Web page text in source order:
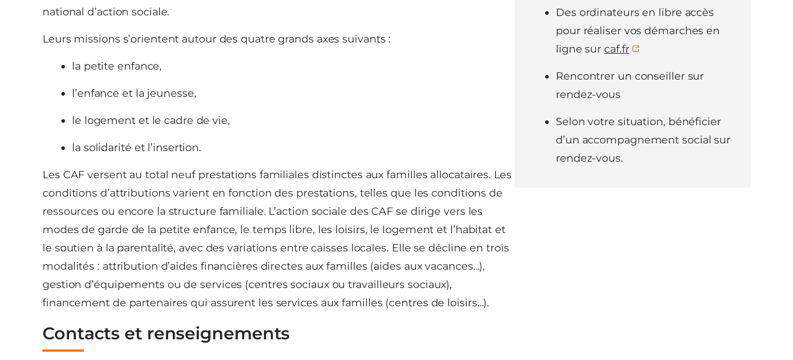
national d’action sociale.
Leurs missions s’orientent autour des quatre grands axes suivants :
la petite enfance,
l’enfance et la jeunesse,
le logement et le cadre de vie,
la solidarité et l’insertion.
Les CAF versent au total neuf prestations familiales distinctes aux familles allocataires. Les
conditions d’attributions varient en fonction des prestations, telles que les conditions de
ressources ou encore la structure familiale. L’action sociale des CAF se dirige vers les
modes de garde de la petite enfance, le temps libre, les loisirs, le logement et l’habitat et
le soutien à la parentalité, avec des variations entre caisses locales. Elle se décline en trois
modalités : attribution d’aides financières directes aux familles (aides aux vacances…),
gestion d’équipements ou de services (centres sociaux ou travailleurs sociaux),
financement de partenaires qui assurent les services aux familles (centres de loisirs…).
Contacts et renseignements
Des ordinateurs en libre accès
pour réaliser vos démarches en
ligne surcaf.fr
Rencontrer un conseiller sur
rendez-vous
Selon votre situation, bénéficier
d’un accompagnement social sur
rendez-vous.